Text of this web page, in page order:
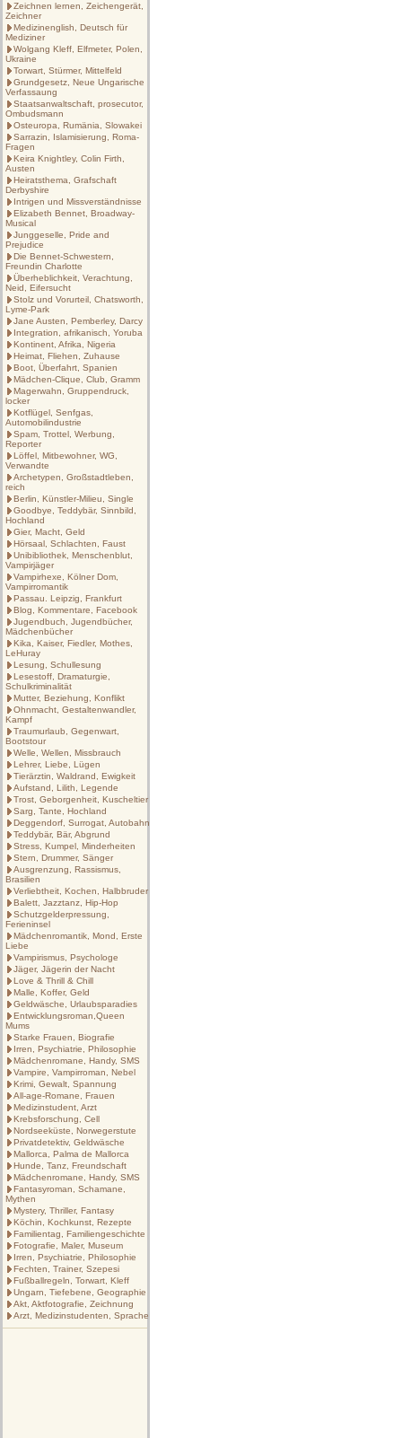
Zeichnen lernen, Zeichengerät,
Zeichner
Medizinenglish, Deutsch für
Mediziner
Wolgang Kleff, Elfmeter, Polen,
Ukraine
Torwart, Stürmer, Mittelfeld
Grundgesetz, Neue Ungarische
Verfassaung
Staatsanwaltschaft, prosecutor,
Ombudsmann
Osteuropa, Rumänia, Slowakei
Sarrazin, Islamisierung, Roma-
Fragen
Keira Knightley, Colin Firth,
Austen
Heiratsthema, Grafschaft
Derbyshire
Intrigen und Missverständnisse
Elizabeth Bennet, Broadway-
Musical
Junggeselle, Pride and
Prejudice
Die Bennet-Schwestern,
Freundin Charlotte
Überheblichkeit, Verachtung,
Neid, Eifersucht
Stolz und Vorurteil, Chatsworth,
Lyme-Park
Jane Austen, Pemberley, Darcy
Integration, afrikanisch, Yoruba
Kontinent, Afrika, Nigeria
Heimat, Fliehen, Zuhause
Boot, Überfahrt, Spanien
Mädchen-Clique, Club, Gramm
Magerwahn, Gruppendruck,
locker
Kotflügel, Senfgas,
Automobilindustrie
Spam, Trottel, Werbung,
Reporter
Löffel, Mitbewohner, WG,
Verwandte
Archetypen, Großstadtleben,
reich
Berlin, Künstler-Milieu, Single
Goodbye, Teddybär, Sinnbild,
Hochland
Gier, Macht, Geld
Hörsaal, Schlachten, Faust
Unibibliothek, Menschenblut,
Vampirjäger
Vampirhexe, Kölner Dom,
Vampirromantik
Passau. Leipzig, Frankfurt
Blog, Kommentare, Facebook
Jugendbuch, Jugendbücher,
Mädchenbücher
Kika, Kaiser, Fiedler, Mothes,
LeHuray
Lesung, Schullesung
Lesestoff, Dramaturgie,
Schulkriminalität
Mutter, Beziehung, Konflikt
Ohnmacht, Gestaltenwandler,
Kampf
Traumurlaub, Gegenwart,
Bootstour
Welle, Wellen, Missbrauch
Lehrer, Liebe, Lügen
Tierärztin, Waldrand, Ewigkeit
Aufstand, Lilith, Legende
Trost, Geborgenheit, Kuscheltier
Sarg, Tante, Hochland
Deggendorf, Surrogat, Autobahn
Teddybär, Bär, Abgrund
Stress, Kumpel, Minderheiten
Stern, Drummer, Sänger
Ausgrenzung, Rassismus,
Brasilien
Verliebtheit, Kochen, Halbbruder
Balett, Jazztanz, Hip-Hop
Schutzgelderpressung,
Ferieninsel
Mädchenromantik, Mond, Erste
Liebe
Vampirismus, Psychologe
Jäger, Jägerin der Nacht
Love & Thrill & Chill
Malle, Koffer, Geld
Geldwäsche, Urlaubsparadies
Entwicklungsroman,Queen
Mums
Starke Frauen, Biografie
Irren, Psychiatrie, Philosophie
Mädchenromane, Handy, SMS
Vampire, Vampirroman, Nebel
Krimi, Gewalt, Spannung
All-age-Romane, Frauen
Medizinstudent, Arzt
Krebsforschung, Cell
Nordseeküste, Norwegerstute
Privatdetektiv, Geldwäsche
Mallorca, Palma de Mallorca
Hunde, Tanz, Freundschaft
Mädchenromane, Handy, SMS
Fantasyroman, Schamane,
Mythen
Mystery, Thriller, Fantasy
Köchin, Kochkunst, Rezepte
Familientag, Familiengeschichte
Fotografie, Maler, Museum
Irren, Psychiatrie, Philosophie
Fechten, Trainer, Szepesi
Fußballregeln, Torwart, Kleff
Ungarn, Tiefebene, Geographie
Akt, Aktfotografie, Zeichnung
Arzt, Medizinstudenten, Sprache